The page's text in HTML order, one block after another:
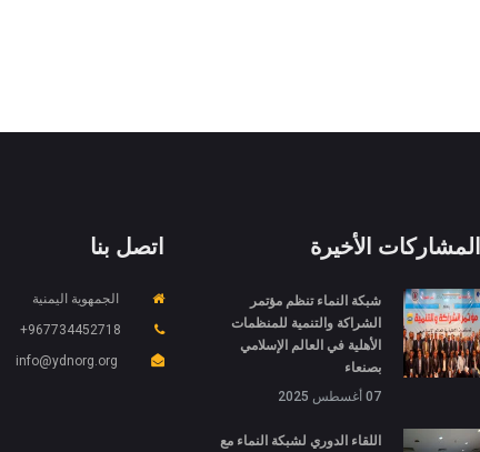
المشاركات الأخيرة
شبكة النماء تنظم مؤتمر
الشراكة والتنمية للمنظمات
الأهلية في العالم الإسلامي
بصنعاء
07 أغسطس 2025
اللقاء الدوري لشبكة النماء مع
اتصل بنا
الجمهوية اليمنية
967734452718+
info@ydnorg.org